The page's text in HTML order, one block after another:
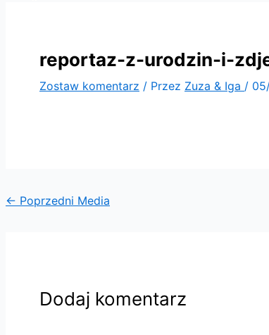
reportaz-z-urodzin-i-
Zostaw komentarz / Przez Zuza & Iga /
← Poprzedni Media
Dodaj komentarz